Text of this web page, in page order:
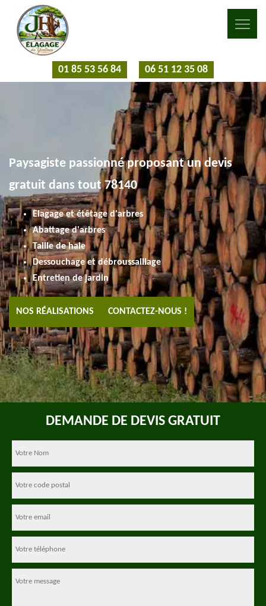
01 85 53 56 84 06 51 12 35 08
Paysagiste passionné proposant un devis
gratuit dans tout 78140
Elagage et étêtage d'arbres
Abattage d'arbres
Taille de haie
Dessouchage et débroussaillage
Entretien de jardin
NOS RÉALISATIONS CONTACTEZ-NOUS !
DEMANDE DE DEVIS GRATUIT